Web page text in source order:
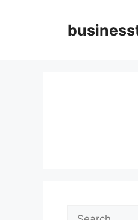
Search